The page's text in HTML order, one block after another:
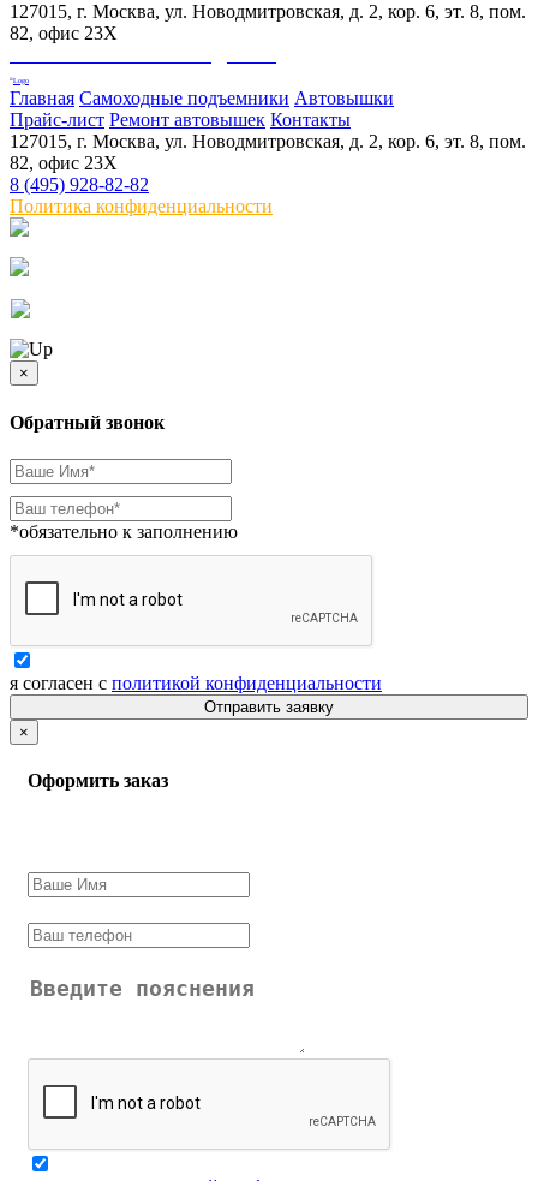
127015, г. Москва, ул. Новодмитровская, д. 2, кор. 6, эт. 8, пом.
82, офис 23Х
Главная Самоходные подъемники Автовышки
Прайс-лист Ремонт автовышек Контакты
127015, г. Москва, ул. Новодмитровская, д. 2, кор. 6, эт. 8, пом.
82, офис 23Х
8 (495) 928-82-82
Политика конфиденциальности
×
Обратный звонок
*обязательно к заполнению
я согласен с политикой конфиденциальности
Отправить заявку
×
Оформить заказ